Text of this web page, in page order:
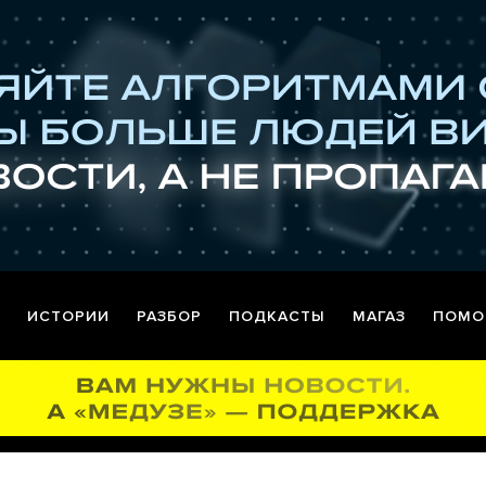
ИСТОРИИ РАЗБОР ПОДКАСТЫ МАГАЗ